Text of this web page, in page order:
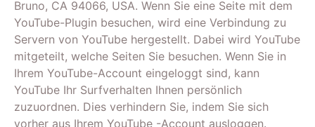
Bruno, CA 94066, USA. Wenn Sie eine Seite mit dem
YouTube-Plugin besuchen, wird eine Verbindung zu
Servern von YouTube hergestellt. Dabei wird YouTube
mitgeteilt, welche Seiten Sie besuchen. Wenn Sie in
Ihrem YouTube-Account eingeloggt sind, kann
YouTube Ihr Surfverhalten Ihnen persönlich
zuzuordnen. Dies verhindern Sie, indem Sie sich
vorher aus Ihrem YouTube -Account ausloggen.